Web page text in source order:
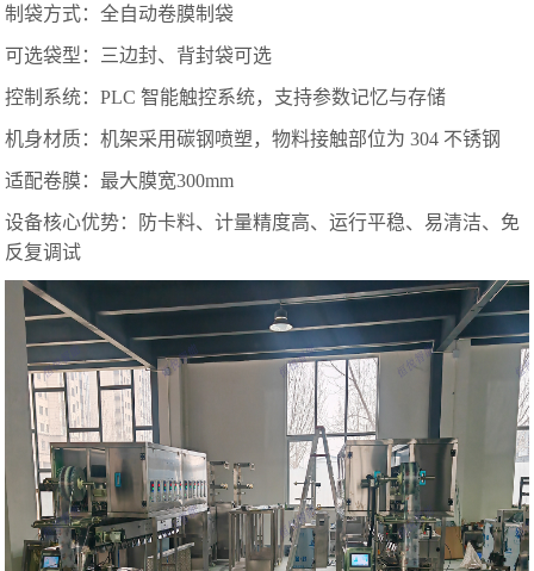
制袋方式：全自动卷膜制袋
可选袋型：三边封、背封袋可选
控制系统：PLC 智能触控系统，支持参数记忆与存储
机身材质：机架采用碳钢喷塑，物料接触部位为 304 不锈钢
适配卷膜：最大膜宽300mm
设备核心优势：防卡料、计量精度高、运行平稳、易清洁、免
反复调试